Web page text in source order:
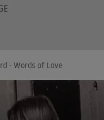
- Words of Love